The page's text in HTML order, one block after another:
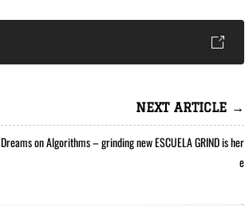
NEXT ARTICLE →
Dreams on Algorithms – grinding new ESCUELA GRIND is her
e